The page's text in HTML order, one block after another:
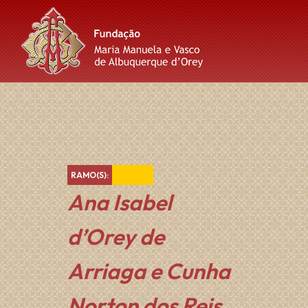
Skip
to
content
Skip
to
main
navigation
Skip
to
footer
Ana Isabel
d’Orey de
Arriaga e Cunha
RAMO(S): Amarelo